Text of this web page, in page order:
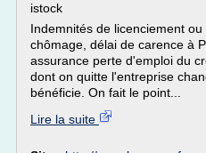
istock
Indemnités de licenciement ou
chômage, délai de carence à
assurance perte d'emploi du
dont on quitte l'entreprise
bénéficie. On fait le point...
Lire la suite